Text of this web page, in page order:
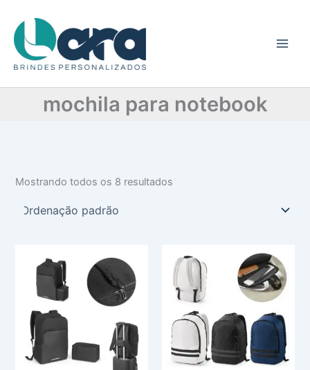
para
conteúdo
mochila para notebook
t
e
r
Mostrando todos os 8 resultados